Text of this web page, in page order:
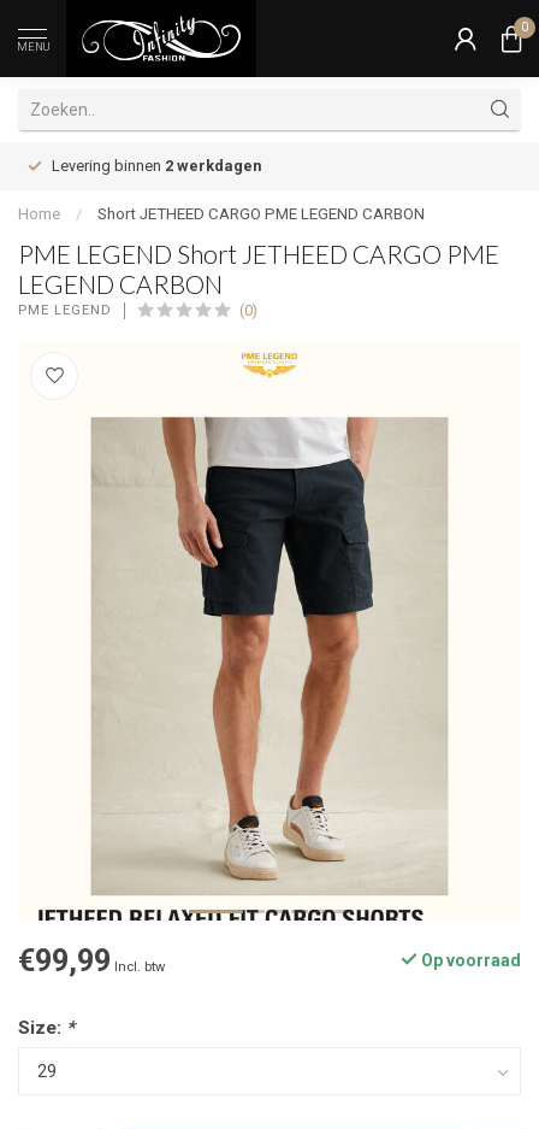
MENU
0
Levering binnen 2 werkdagen
Home / Short JETHEED CARGO PME LEGEND CARBON
PME LEGEND Short JETHEED CARGO PME
LEGEND CARBON
PME LEGEND (0)
€99,99 Incl. btw Op voorraad
Size: *